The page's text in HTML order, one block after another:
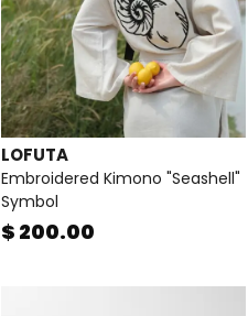
LOFUTA
Embroidered Kimono "Seashell"
Symbol
$ 200.00